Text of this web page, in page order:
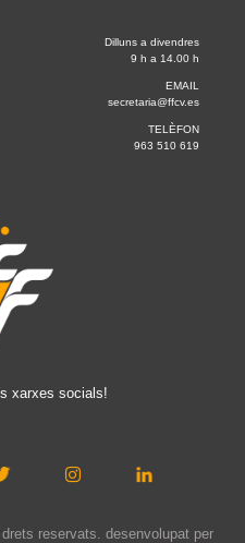
Dilluns a divendres
9 h a 14.00 h
EMAIL
secretaria@ffcv.es
TELÈFON
963 510 619
xarxes socials!
reservats. desenvolupat per